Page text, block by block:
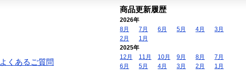
よくあるご質問
商品更新履歴
2026年
8月
7月 6月 5月 4月
3月
2月
1月
2025年
12月
11月 10月 9月 8月
7月
6月
5月 4月 3月 2月
1月